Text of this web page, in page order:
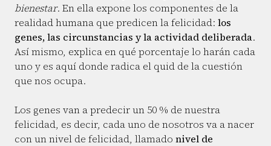
bienestar. En ella expone los componentes de la
realidad humana que predicen la felicidad: los
genes, las circunstancias y la actividad deliberada.
Así mismo, explica en qué porcentaje lo harán cada
uno y es aquí donde radica el quid de la cuestión
que nos ocupa.
Los genes van a predecir un 50 % de nuestra
felicidad, es decir, cada uno de nosotros va a nacer
con un nivel de felicidad, llamado nivel de